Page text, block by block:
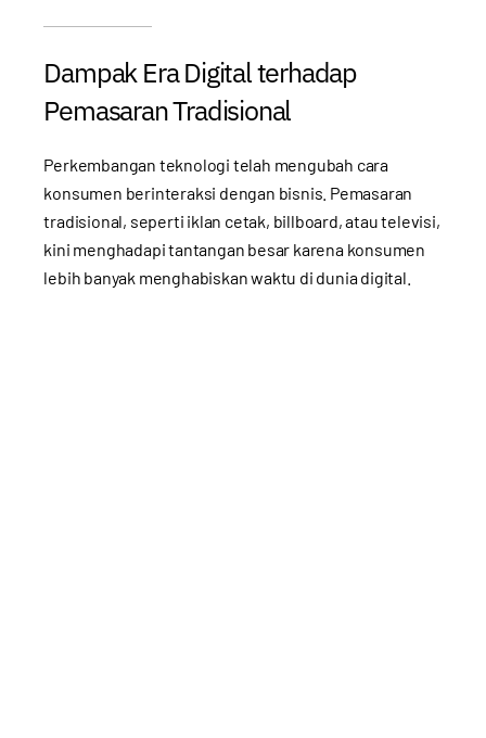
Dampak Era Digital terhadap
Pemasaran Tradisional
Perkembangan teknologi telah mengubah cara
konsumen berinteraksi dengan bisnis. Pemasaran
tradisional, seperti iklan cetak, billboard, atau televisi,
kini menghadapi tantangan besar karena konsumen
lebih banyak menghabiskan waktu di dunia digital.